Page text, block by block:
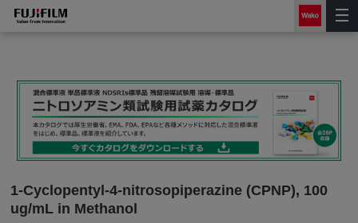
1-Cyclopentyl-4-nitrosopiperazine (CPNP), 100
ug/mL in Methanol